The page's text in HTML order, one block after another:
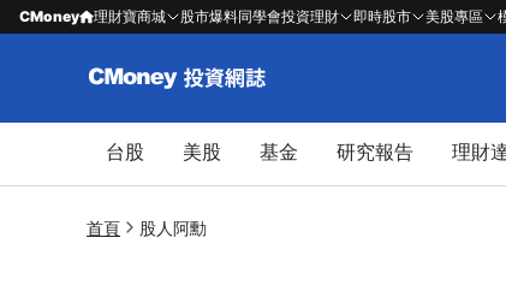
CMoney 理財寶商城 股市爆料同學會投資理財 即時股市 美股專區
台股 美股 基金 研究報告 理財
首頁 股人阿勳